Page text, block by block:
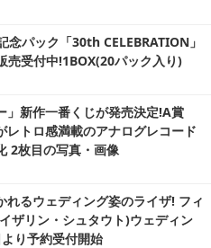
念パック「30th CELEBRATION」
受付中!1BOX(20パック入り)
」新作一番くじが発売決定!A賞
レトロ感満載のアナログレコード
2枚目の写真・画像
れるウェディング姿のライザ! フィ
ザリン・シュタウト)ウェディン
り予約受付開始